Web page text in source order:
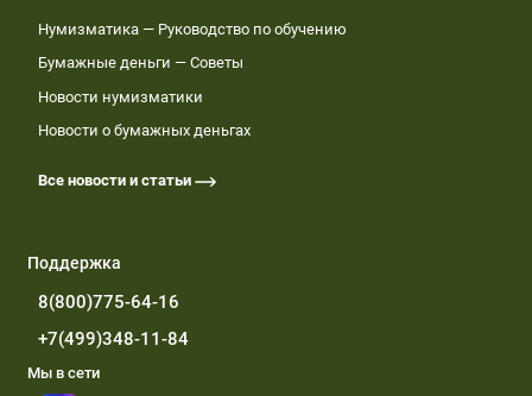
Нумизматика — Руководство по обучению
Бумажные деньги — Советы
Новости нумизматики
Новости о бумажных деньгах
Все новости и статьи
Поддержка
8(800)775-64-16
+7(499)348-11-84
Мы в сети